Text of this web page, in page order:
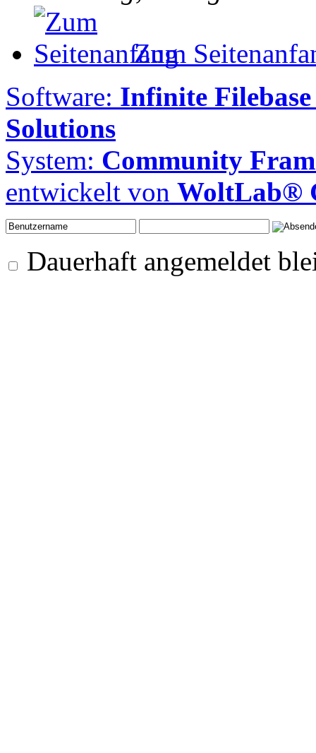
Zum
Software: Infinite Filebase
Solutions
System: Community
entwickelt von WoltLab®
Dauerhaft angemeldet